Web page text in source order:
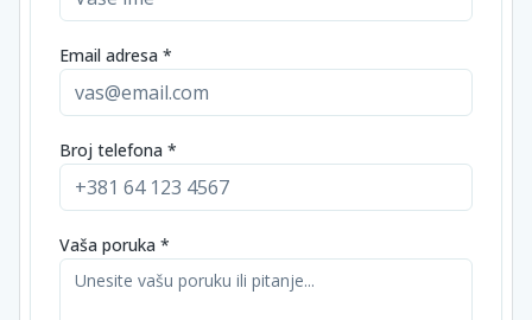
Email adresa *
Broj telefona *
Vaša poruka *